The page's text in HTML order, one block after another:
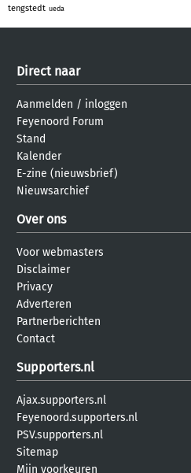
tengstedt ueda
Direct naar
Aanmelden / inloggen
Feyenoord Forum
Stand
Kalender
E-zine (nieuwsbrief)
Nieuwsarchief
Over ons
Voor webmasters
Disclaimer
Privacy
Adverteren
Partnerberichten
Contact
Supporters.nl
Ajax.supporters.nl
Feyenoord.supporters.nl
PSV.supporters.nl
Sitemap
Mijn voorkeuren